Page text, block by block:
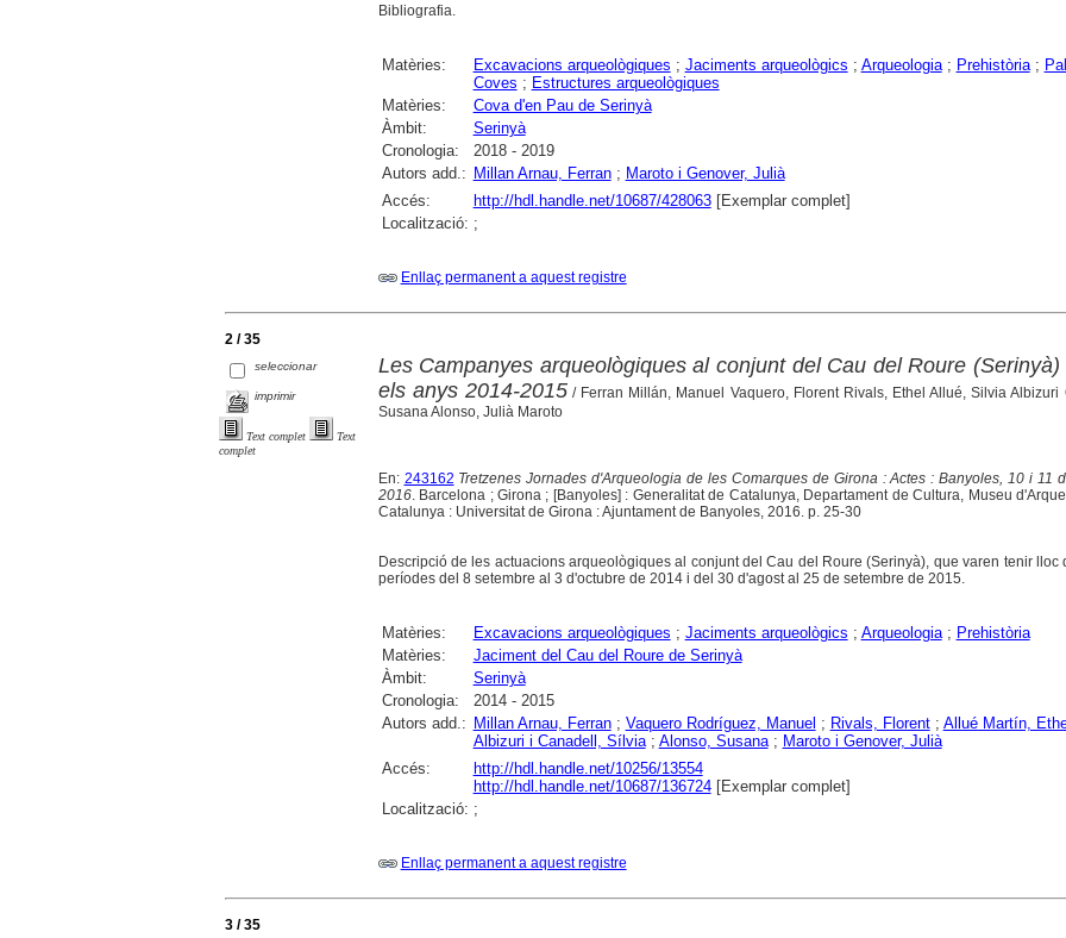
Bibliografia.
Matèries: Excavacions arqueològiques ; Jaciments arqueològics ; Arqueologia; Prehistòria;
Coves ; Estructures arqueològiques
Matèries:
Cova d'en Pau de Serinyà
Àmbit:
Serinyà
Cronologia:
2018 - 2019
Autors add.: Millan Arnau, Ferran; Maroto i Genover, Julià
Accés:
http://hdl.handle.net/10687/428063[Exemplar complet]
Localització: ;
Enllaç permanent a aquest registre
2 / 35
seleccionar
imprimir
Text complet
Text
complet
Les Campanyes arqueològiques al conjunt del Cau del Roure (Serinyà)
els anys 2014-2015/ Ferran Millán, Manuel Vaquero, Florent Rivals, Ethel Allué, Silvia Albizuri
Susana Alonso, Julià Maroto
En: 243162 Tretzenes Jornades d'Arqueologia de les Comarques de Girona : Actes : Banyoles, 10 i 11
2016. Barcelona ; Girona ; [Banyoles] : Generalitat de Catalunya, Departament de Cultura, Museu
Catalunya : Universitat de Girona : Ajuntament de Banyoles, 2016. p. 25-30
Descripció de les actuacions arqueològiques al conjunt del Cau del Roure (Serinyà), que varen tenir lloc
períodes del 8 setembre al 3 d'octubre de 2014 i del 30 d'agost al 25 de setembre de 2015.
Matèries: Excavacions arqueològiques ; Jaciments arqueològics ; Arqueologia; Prehistòria
Matèries:
Jaciment del Cau del Roure de Serinyà
Àmbit:
Serinyà
Cronologia:
2014 - 2015
Autors add.: Millan Arnau, Ferran; Vaquero Rodríguez, Manuel ; Rivals, Florent; Allué Martín,
Albizuri i Canadell, Sílvia; Alonso, Susana; Maroto i Genover, Julià
Accés:
http://hdl.handle.net/10256/13554
http://hdl.handle.net/10687/136724[Exemplar complet]
Localització: ;
Enllaç permanent a aquest registre
3 / 35